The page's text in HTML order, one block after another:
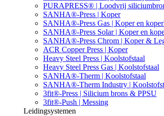
PURAPRESS® | Loodvrij
SANHA®-Press | Koper
SANHA®-Press Gas | Koper en
SANHA®-Press Solar | Koper en
SANHA®-Press Chrom | Koper &
ACR Copper Press | Koper
Heavy Steel Press | Koolstofstaal
Heavy Steel Press Gas | Koolstofstaal
SANHA®-Therm | Koolstofstaal
SANHA®-Therm Industry |
3fit®-Press | Silicium brons & PPSU
3fit®-Push | Messing
Leidingsystemen